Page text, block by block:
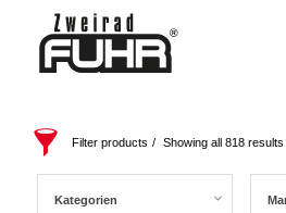
Filter products Showing all 818 results
Kategorien